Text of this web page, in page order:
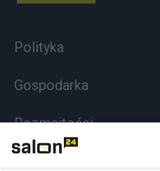
Polityka
Gospodarka
Rozmaitości